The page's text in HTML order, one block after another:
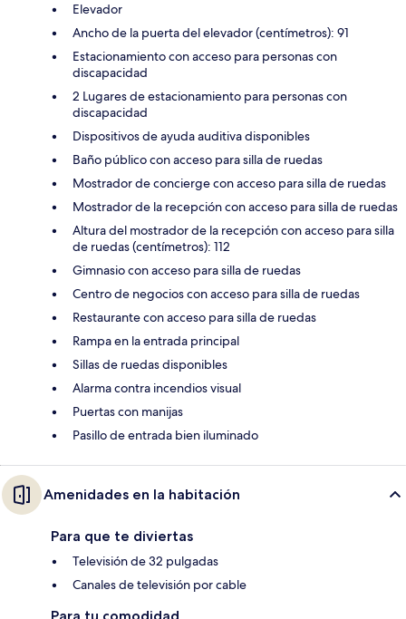
Elevador
Ancho de la puerta del elevador (centímetros): 91
Estacionamiento con acceso para personas con
discapacidad
2 Lugares de estacionamiento para personas con
discapacidad
Dispositivos de ayuda auditiva disponibles
Baño público con acceso para silla de ruedas
Mostrador de concierge con acceso para silla de ruedas
Mostrador de la recepción con acceso para silla de ruedas
Altura del mostrador de la recepción con acceso para silla
de ruedas (centímetros): 112
Gimnasio con acceso para silla de ruedas
Centro de negocios con acceso para silla de ruedas
Restaurante con acceso para silla de ruedas
Rampa en la entrada principal
Sillas de ruedas disponibles
Alarma contra incendios visual
Puertas con manijas
Pasillo de entrada bien iluminado
Amenidades en la habitación
Para que te diviertas
Televisión de 32 pulgadas
Canales de televisión por cable